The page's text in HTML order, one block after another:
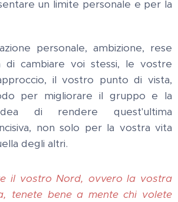
un limite personale e per la
personale, ambizione, rese
di cambiare voi stessi, le vostre
il vostro punto di vista,
per migliorare il gruppo e la
di rendere quest'ultima
non solo per la vostra vita
degli altri.
il vostro Nord, ovvero la vostra
tenete bene a mente chi volete